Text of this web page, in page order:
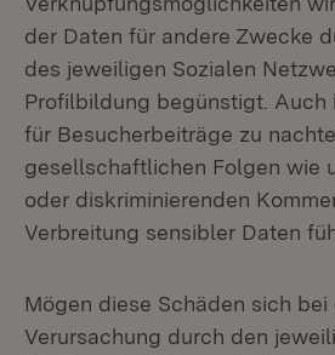
der Daten für andere Zwecke
des jeweiligen Sozialen
Profilbildung begünstigt. Auch
für Besucherbeiträge zu
gesellschaftlichen Folgen wie
oder diskriminierenden
Verbreitung sensibler Daten
Mögen diese Schäden sich bei
Verursachung durch den